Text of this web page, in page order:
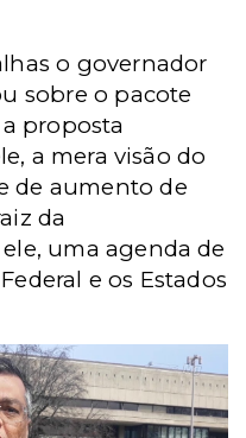
o governador
sobre o pacote
proposta
a mera visão do
de aumento de
da
uma agenda de
e os Estados